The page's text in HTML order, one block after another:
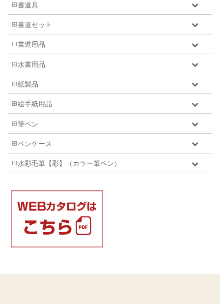
書道具
書道セット
書道用品
水書用品
紙製品
絵手紙用品
筆ペン
ペンケース
水彩毛筆【彩】（カラー筆ペン）